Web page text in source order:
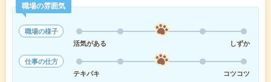
職場の雰囲気
職場の様子
活気がある
しずか
仕事の仕方
テキパキ
コツコツ